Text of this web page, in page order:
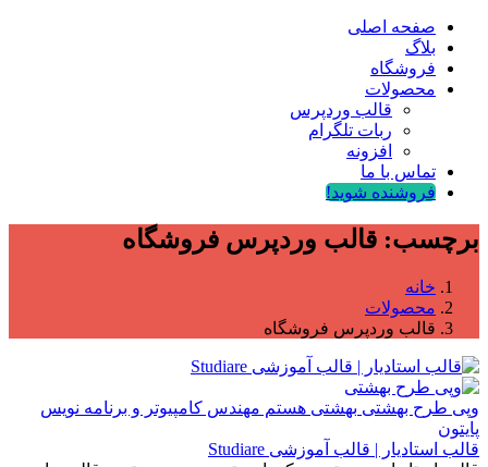
صفحه اصلی
بلاگ
فروشگاه
محصولات
قالب وردپرس
ربات تلگرام
افزونه
تماس با ما
فروشنده شوید!
برچسب: قالب وردپرس فروشگاه
خانه
محصولات
قالب وردپرس فروشگاه
وپی طرح بهشتی بهشتی هستم مهندس کامپیوتر و برنامه نویس
پایتون
قالب استادیار | قالب آموزشی Studiare